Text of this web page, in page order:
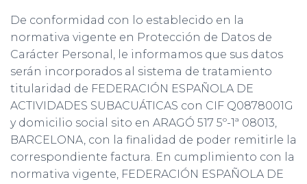
De conformidad con lo establecido en la
normativa vigente en Protección de Datos de
Carácter Personal, le informamos que sus datos
serán incorporados al sistema de tratamiento
titularidad de FEDERACIÓN ESPAÑOLA DE
ACTIVIDADES SUBACUÁTICAS con CIF Q0878001G
y domicilio social sito en ARAGÓ 517 5º-1ª 08013,
BARCELONA, con la finalidad de poder remitirle la
correspondiente factura. En cumplimiento con la
normativa vigente, FEDERACIÓN ESPAÑOLA DE